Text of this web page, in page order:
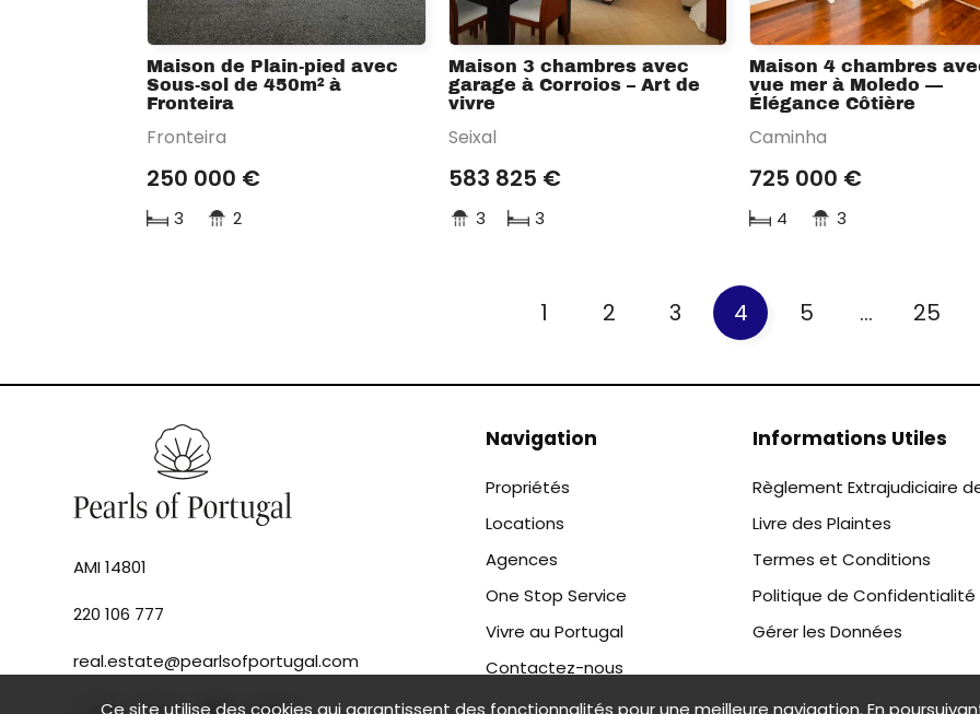
Maison de Plain-pied avec
Sous-sol de 450m² à
Fronteira
Fronteira
250 000 €
3 2
Maison 3 chambres avec
garage à Corroios – Art de
vivre
Seixal
583 825 €
3 3
Maison 4 chambres
vue mer à Moledo —
Élégance Côtière
Caminha
725 000 €
4 3
1 2 3 4 5 ... 25
AMI 14801
220 106 777
real.estate@pearlsofportugal.com
Navigation
Propriétés
Locations
Agences
One Stop Service
Vivre au Portugal
Contactez-nous
Informations Utiles
Règlement Extrajudiciaire
Livre des Plaintes
Termes et Conditions
Politique de Confidentialité
Gérer les Données
Ce site utilise des cookies qui garantissent des fonctionnalités pour une meilleure navigation. En